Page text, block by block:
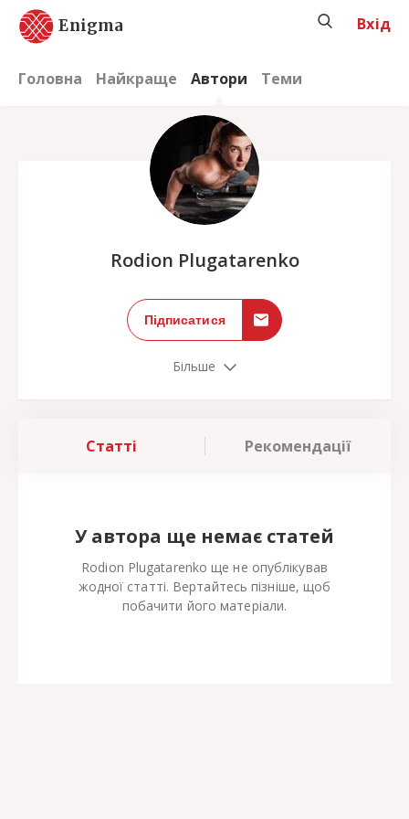
Enigma
Головна Найкраще Автори Теми
Вхід
Rodion Plugatarenko
Підписатися
Більше
Статті Рекомендації
У автора ще немає статей
Rodion Plugatarenko ще не опублікував
жодної статті. Вертайтесь пізніше, щоб
побачити його матеріали.